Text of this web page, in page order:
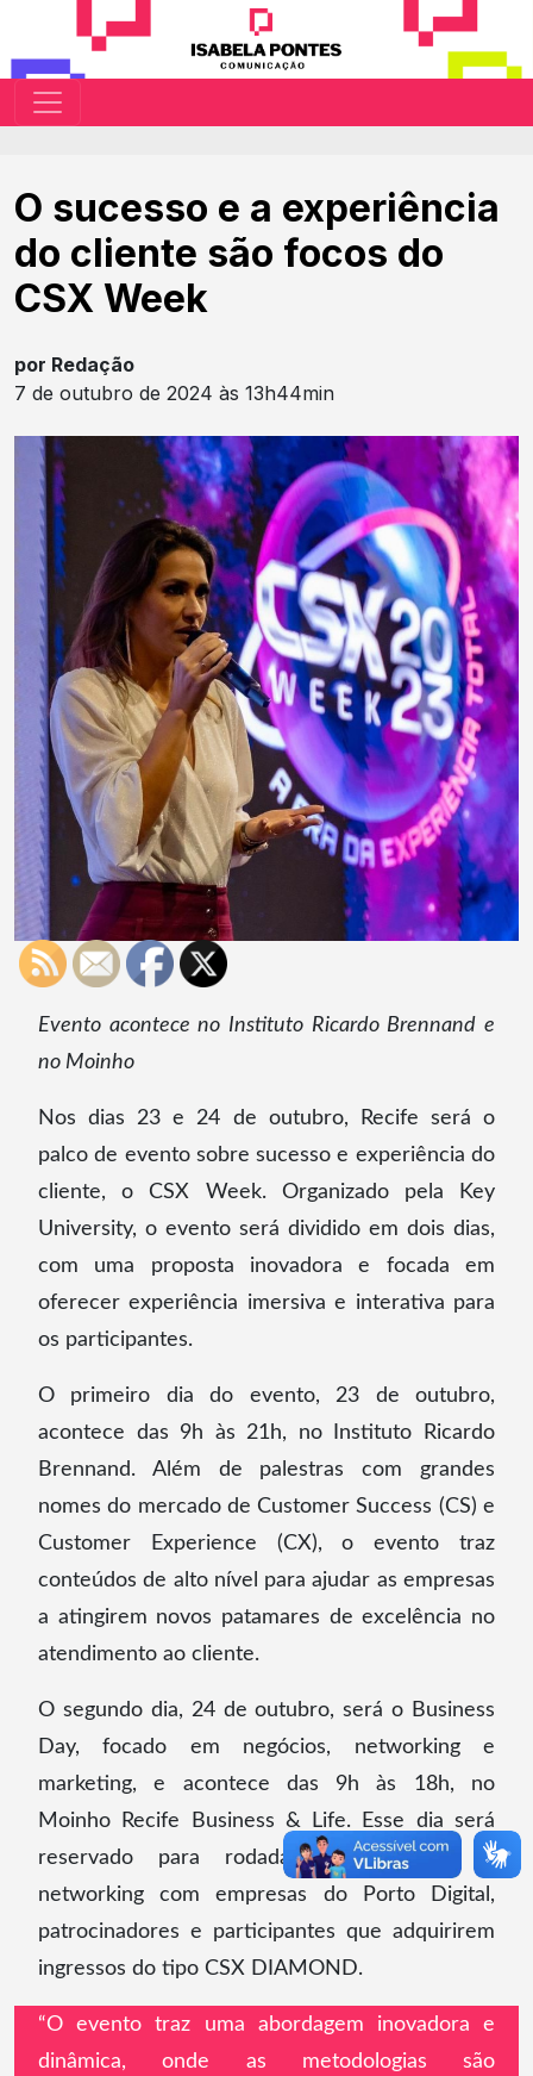
O sucesso e a experiência
do cliente são focos do
CSX Week
por Redação
7 de outubro de 2024 às 13h44min
Evento acontece no Instituto Ricardo Brennand e
no Moinho
Nos dias 23 e 24 de outubro, Recife será o
palco de evento sobre sucesso e experiência do
cliente, o CSX Week. Organizado pela Key
University, o evento será dividido em dois dias,
com uma proposta inovadora e focada em
oferecer experiência imersiva e interativa para
os participantes.
O primeiro dia do evento, 23 de outubro,
acontece das 9h às 21h, no Instituto Ricardo
Brennand. Além de palestras com grandes
nomes do mercado de Customer Success (CS) e
Customer Experience (CX), o evento traz
conteúdos de alto nível para ajudar as empresas
a atingirem novos patamares de excelência no
atendimento ao cliente.
O segundo dia, 24 de outubro, será o Business
Day, focado em negócios, networking e
marketing, e acontece das 9h às 18h, no
Moinho Recife Business & Life. Esse dia será
reservado para rodadas de negócios e
networking com empresas do Porto Digital,
patrocinadores e participantes que adquirirem
ingressos do tipo CSX DIAMOND.
“O evento traz uma abordagem inovadora e
dinâmica, onde as metodologias são